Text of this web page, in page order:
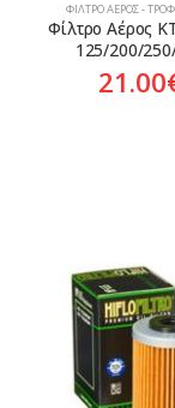
ΦΊΛΤΡΟ ΑΈΡΟΣ -
Φίλτρο Αέρος
125/200/
21.00